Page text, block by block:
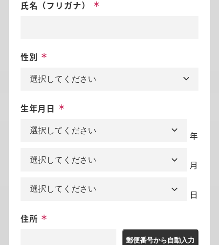
氏名（フリガナ）
性別
生年月日
年
月
日
住所
郵便番号から自動入力